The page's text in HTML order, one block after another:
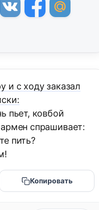
и с ходу заказал
пьет, ковбой
спрашивает:
пить?
Копировать